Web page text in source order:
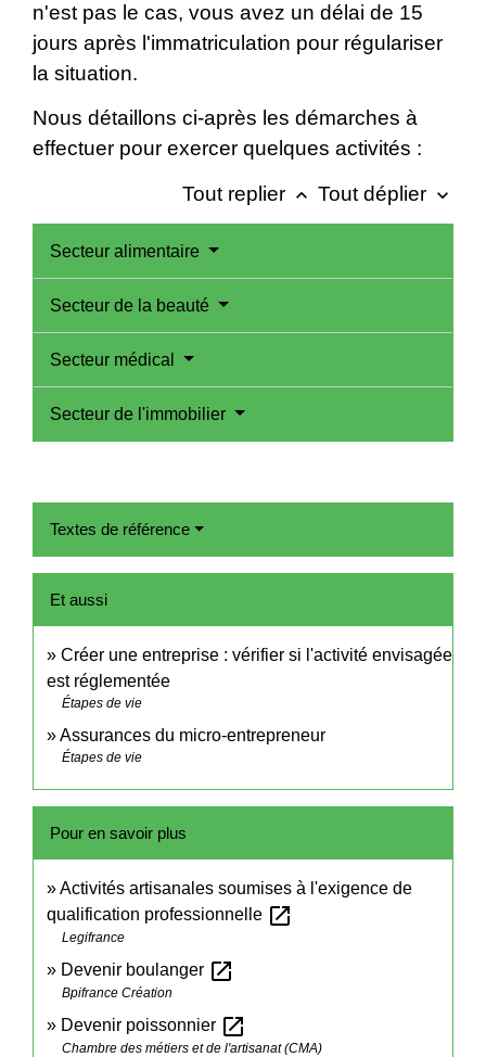
n'est pas le cas, vous avez un délai de 15
jours après l'immatriculation pour régulariser
la situation.
Nous détaillons ci-après les démarches à
effectuer pour exercer quelques activités :
Tout replier keyboard_arrow_up Tout déplier keyboard_arrow_down
Secteur alimentaire
Secteur de la beauté
Secteur médical
Secteur de l'immobilier
Textes de référence
Et aussi
Créer une entreprise : vérifier si l'activité envisagée
est réglementée
Étapes de vie
Assurances du micro-entrepreneur
Étapes de vie
Pour en savoir plus
Activités artisanales soumises à l'exigence de
qualification professionnelle open_in_new
Legifrance
Devenir boulanger open_in_new
Bpifrance Création
Devenir poissonnier open_in_new
Chambre des métiers et de l'artisanat (CMA)